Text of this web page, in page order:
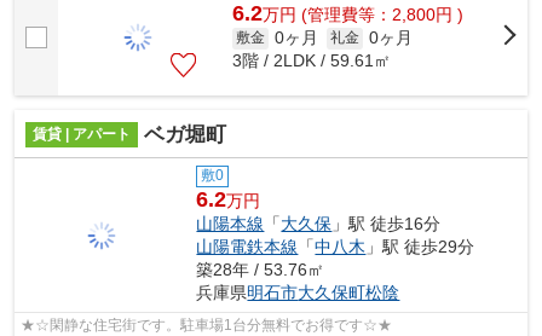
6.2万円 (管理費等：2,800円 )
敷金 0ヶ月 礼金 0ヶ月
3階 / 2LDK / 59.61㎡
賃貸 | アパート ベガ堀町
敷0
6.2万円
山陽本線 「大久保 」駅 徒歩16分
山陽電鉄本線 「中八木 」駅 徒歩29分
築28年 / 53.76㎡
兵庫県明石市大久保町松陰
★☆閑静な住宅街です。駐車場1台分無料でお得です☆★